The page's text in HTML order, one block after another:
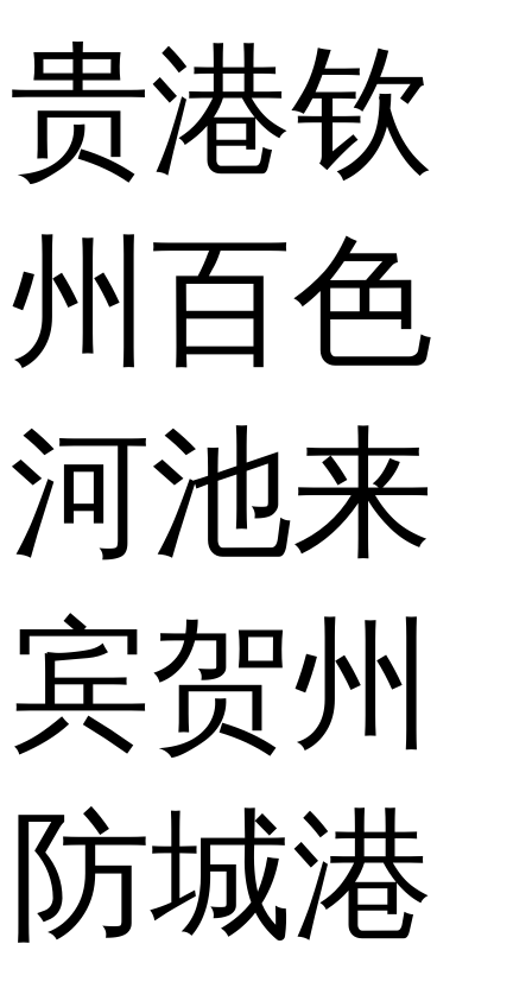
贵港钦
州 百色
河池来
宾贺州
防城港